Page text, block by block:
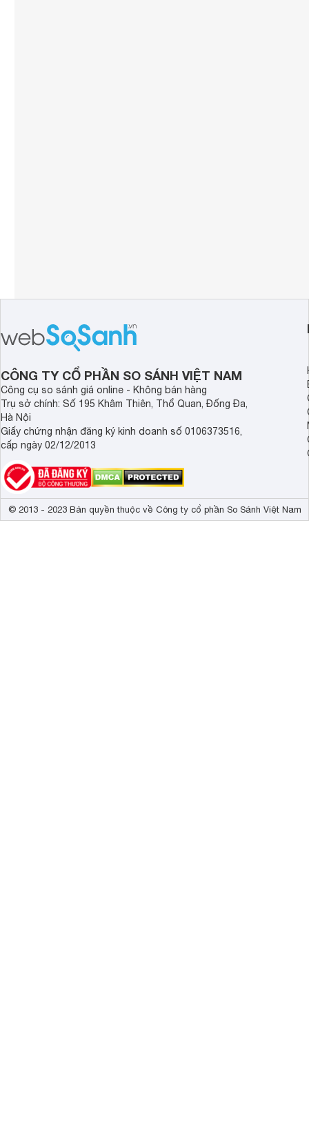
CÔNG TY CỔ PHẦN SO SÁNH VIỆT NAM
Công cụ so sánh giá online - Không bán hàng
Trụ sở chính: Số 195 Khâm Thiên, Thổ Quan, Đống Đa,
Hà Nội
Giấy chứng nhận đăng ký kinh doanh số 0106373516,
cấp ngày 02/12/2013
© 2013 - 2023 Bản quyền thuộc về Công ty cổ phần So Sánh Việt Nam